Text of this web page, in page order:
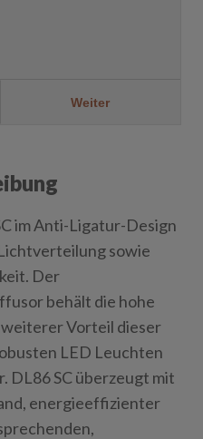
im Anti-Ligatur-Design
sowie
Der
behält die hohe
Vorteil dieser
LED Leuchten
DL86 SC überzeugt mit
energieeffizienter